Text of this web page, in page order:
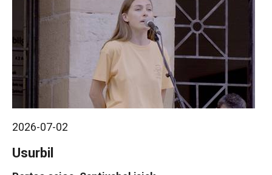
2026-07-02
Usurbil